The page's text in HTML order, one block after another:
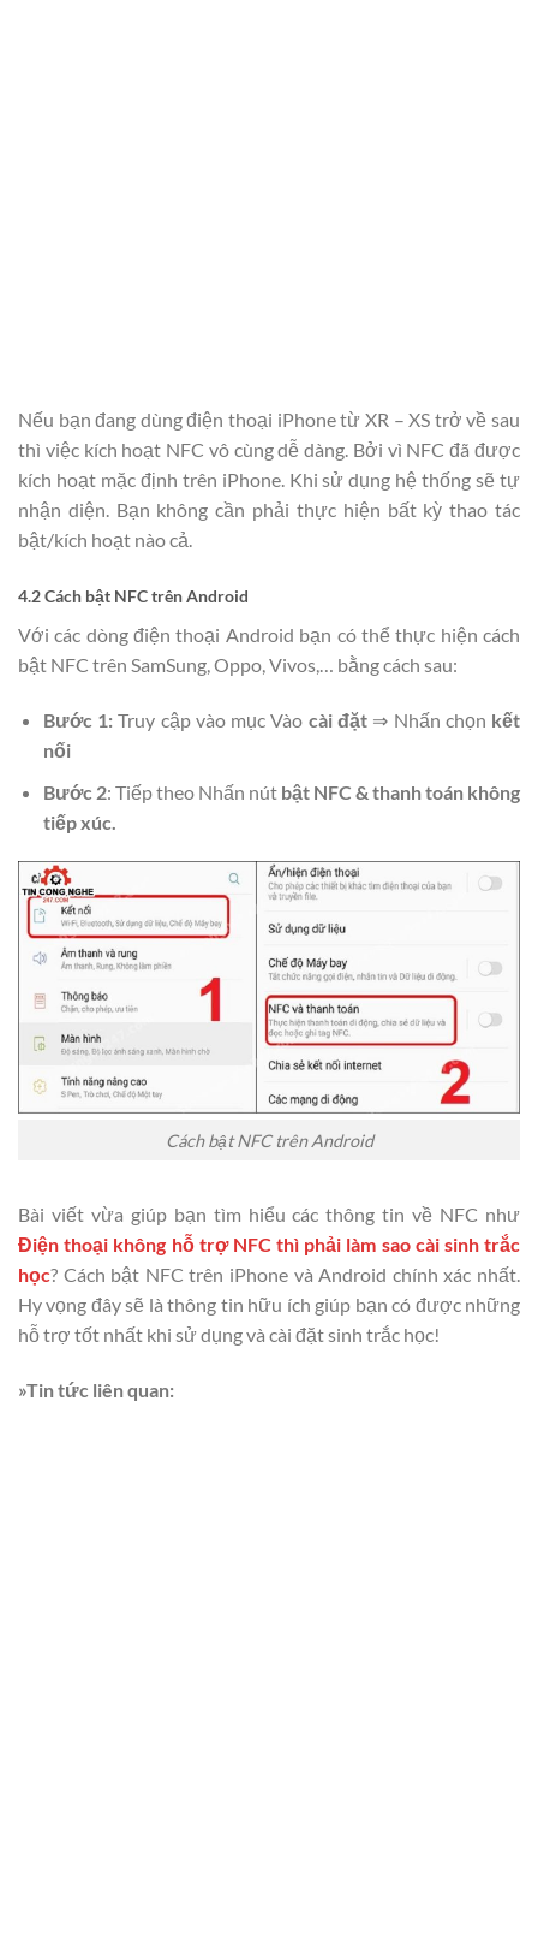
Nếu bạn đang dùng điện thoại iPhone từ XR – XS trở về sau
thì việc kích hoạt NFC vô cùng dễ dàng. Bởi vì NFC đã được
kích hoạt mặc định trên iPhone. Khi sử dụng hệ thống sẽ tự
nhận diện. Bạn không cần phải thực hiện bất kỳ thao tác
bật/kích hoạt nào cả.
4.2 Cách bật NFC trên Android
Với các dòng điện thoại Android bạn có thể thực hiện cách
bật NFC trên SamSung, Oppo, Vivos,… bằng cách sau:
Bước 1: Truy cập vào mục Vào cài đặt⇒ Nhấn chọn kết
nối
Bước 2: Tiếp theo Nhấn nútbật NFC & thanh toán không
tiếp xúc.
Cách bật NFC trên Android
Bài viết vừa giúp bạn tìm hiểu các thông tin về NFC như
Điện thoại không hỗ trợ NFC thì phải làm sao cài sinh trắc
học? Cách bật NFC trên iPhone và Android chính xác nhất.
Hy vọng đây sẽ là thông tin hữu ích giúp bạn có được những
hỗ trợ tốt nhất khi sử dụng và cài đặt sinh trắc học!
»Tin tức liên quan: